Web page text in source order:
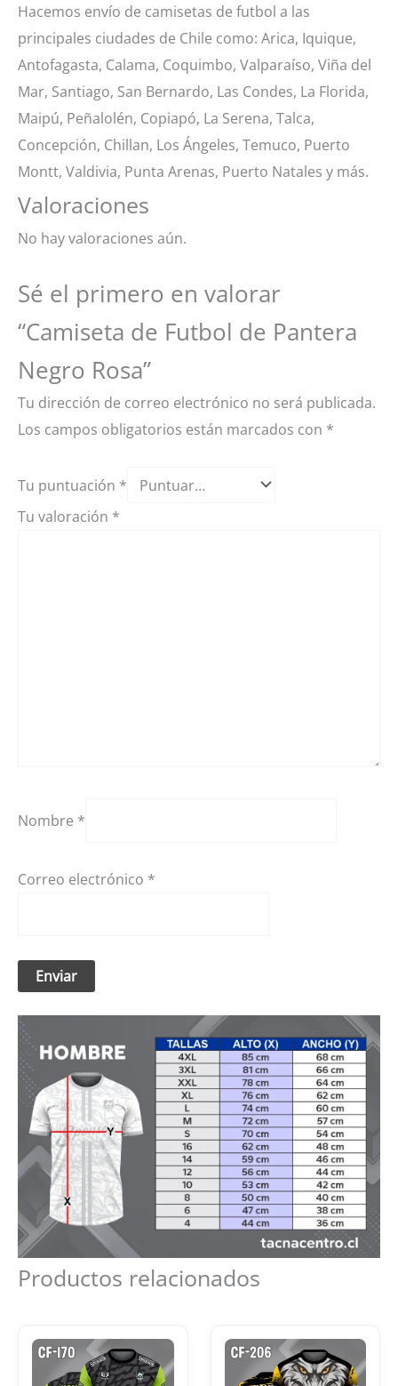
Hacemos envío de camisetas de futbol a las
principales ciudades de Chile como: Arica, Iquique,
Antofagasta, Calama, Coquimbo, Valparaíso, Viña del
Mar, Santiago, San Bernardo, Las Condes, La Florida,
Maipú, Peñalolén, Copiapó, La Serena, Talca,
Concepción, Chillan, Los Ángeles, Temuco, Puerto
Montt, Valdivia, Punta Arenas, Puerto Natales y más.
Valoraciones
No hay valoraciones aún.
Sé el primero en valorar
“Camiseta de Futbol de Pantera
Negro Rosa”
Tu dirección de correo electrónico no será publicada.
Los campos obligatorios están marcados con *
Tu puntuación *
Tu valoración *
Nombre *
Correo electrónico *
Productos relacionados